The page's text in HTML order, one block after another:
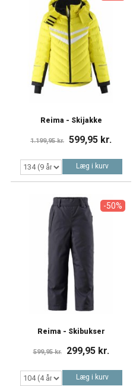
Reima - Skijakke
1.199,95 kr. 599,95 kr.
Læg i kurv
-50%
Reima - Skibukser
599,95 kr. 299,95 kr.
Læg i kurv